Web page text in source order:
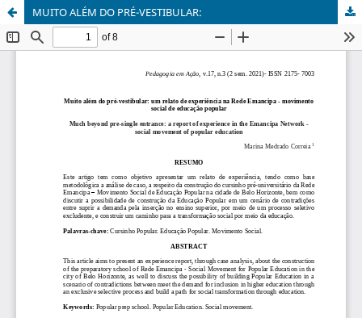
MUITO ALÉM DO PRÉ-VESTIBULAR: